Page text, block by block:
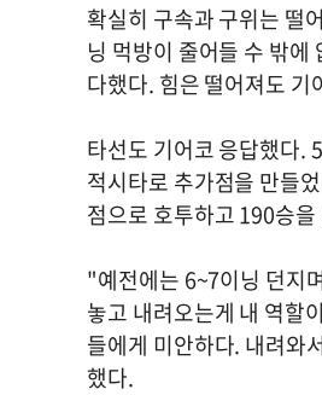
확실히 구속과 구위는 떨
닝 먹방이 줄어들 수 밖
다했다. 힘은 떨어져도
타선도 기어코 응답했다.
적시타로 추가점을 만들
점으로 호투하고 190승
"예전에는 6~7이닝 던지
놓고 내려오는게 내 역할
들에게 미안하다. 내려와
했다.